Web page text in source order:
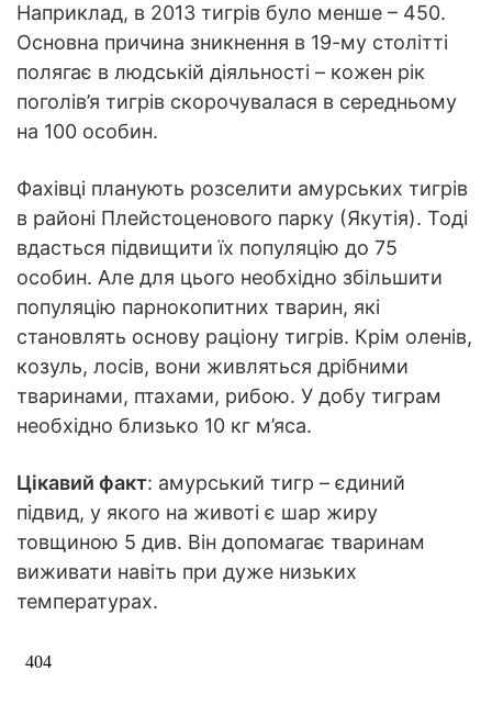
Наприклад, в 2013 тигрів було менше – 450.
Основна причина зникнення в 19-му столітті
полягає в людській діяльності – кожен рік
поголів’я тигрів скорочувалася в середньому
на 100 особин.
Фахівці планують розселити амурських тигрів
в районі Плейстоценового парку (Якутія). Тоді
вдасться підвищити їх популяцію до 75
особин. Але для цього необхідно збільшити
популяцію парнокопитних тварин, які
становлять основу раціону тигрів. Крім оленів,
козуль, лосів, вони живляться дрібними
тваринами, птахами, рибою. У добу тиграм
необхідно близько 10 кг м’яса.
Цікавий факт: амурський тигр – єдиний
підвид, у якого на животі є шар жиру
товщиною 5 див. Він допомагає тваринам
виживати навіть при дуже низьких
температурах.